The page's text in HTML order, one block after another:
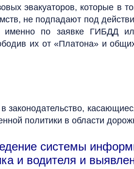
эвакуаторов, которые в
не подпадают под
по заявке ГИБДД
их от «Платона» и
в законодательство,
политики в области
системы
и водителя и